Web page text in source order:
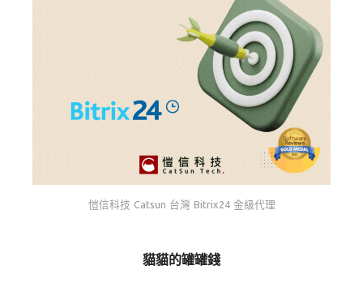
愷信科技 Catsun 台灣 Bitrix24 金級代理
貓貓的罐罐錢